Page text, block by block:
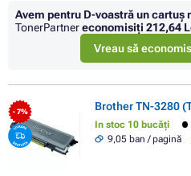
Avem pentru D-voastră un cartuș
TonerPartnereconomisiţi 212,64
Vreau să
- 7% Brother TN-3280
In stoc 10 bucăți
9,05 ban / pagină